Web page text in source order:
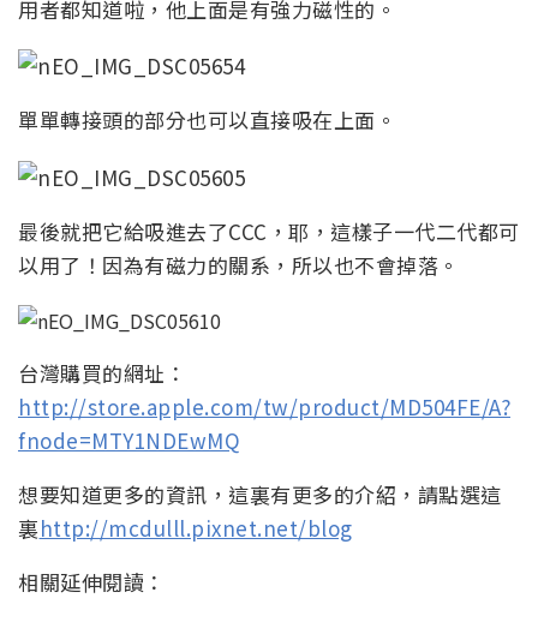
用者都知道啦，他上面是有強力磁性的。
單單轉接頭的部分也可以直接吸在上面。
最後就把它給吸進去了CCC，耶，這樣子一代二代都可
以用了！因為有磁力的關系，所以也不會掉落。
台灣購買的網址：
http://store.apple.com/tw/product/MD504FE/A?
fnode=MTY1NDEwMQ
想要知道更多的資訊，這裏有更多的介紹，請點選這
裏http://mcdulll.pixnet.net/blog
相關延伸閱讀：